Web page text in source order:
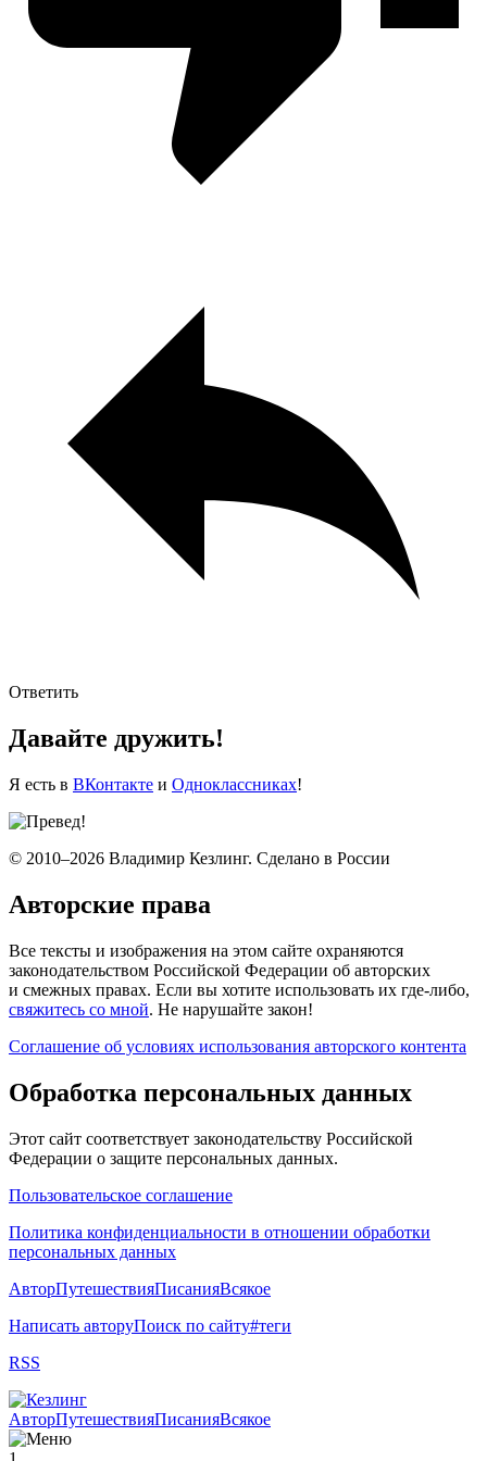
Ответить
Давайте дружить!
Я есть в ВКонтакте и Одноклассниках!
© 2010–2026 Владимир Кезлинг. Сделано в России
Авторские права
Все тексты и изображения на этом сайте охраняются
законодательством Российской Федерации об авторских
и смежных правах. Если вы хотите использовать их где-либо,
свяжитесь со мной. Не нарушайте закон!
Соглашение об условиях использования авторского контента
Обработка персональных данных
Этот сайт соответствует законодательству Российской
Федерации о защите персональных данных.
Пользовательское соглашение
Политика конфиденциальности в отношении обработки
персональных данных
АвторПутешествияПисанияВсякое
Написать авторуПоиск по сайту#теги
RSS
АвторПутешествияПисанияВсякое